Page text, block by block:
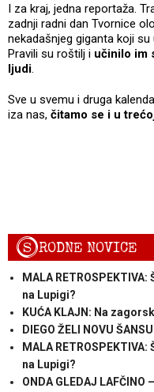
I za kraj, jedna reportaža.
zadnji radni dan Tvornice
nekadašnjeg giganta koji
Pravili su roštilj i učinilo im
ljudi.
Sve u svemu i druga
iza nas, čitamo se i u
SRODNE NOVICE
MALA
na Lupigi?
KUĆA KLAJN: Na
DIEGO ŽELI NOVU
MALA
na Lupigi?
ONDA GLEDAJ LAFČINO